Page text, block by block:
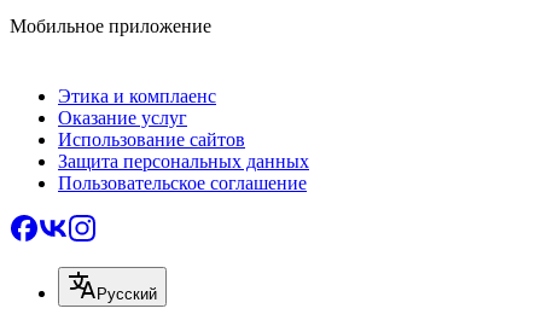
Мобильное приложение
Этика и комплаенс
Оказание услуг
Использование сайтов
Защита персональных данных
Пользовательское соглашение
Русский